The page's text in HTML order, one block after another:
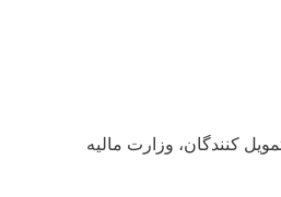
کنندگان، وزارت مالیه